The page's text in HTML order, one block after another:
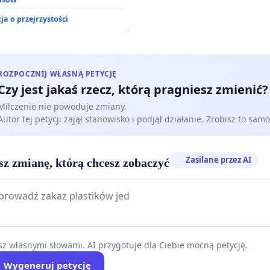
o przejrzystości
WŁASNĄ PETYCJĘ
jest jakaś rzecz, którą pragniesz zmienić?
nie powoduje zmiany.
tej petycji zajął stanowisko i podjął działanie. Zrobisz to
zmianę, którą chcesz zobaczyć Zasilane przez AI
własnymi słowami. AI przygotuje dla Ciebie mocną petycję.
Wygeneruj petycję